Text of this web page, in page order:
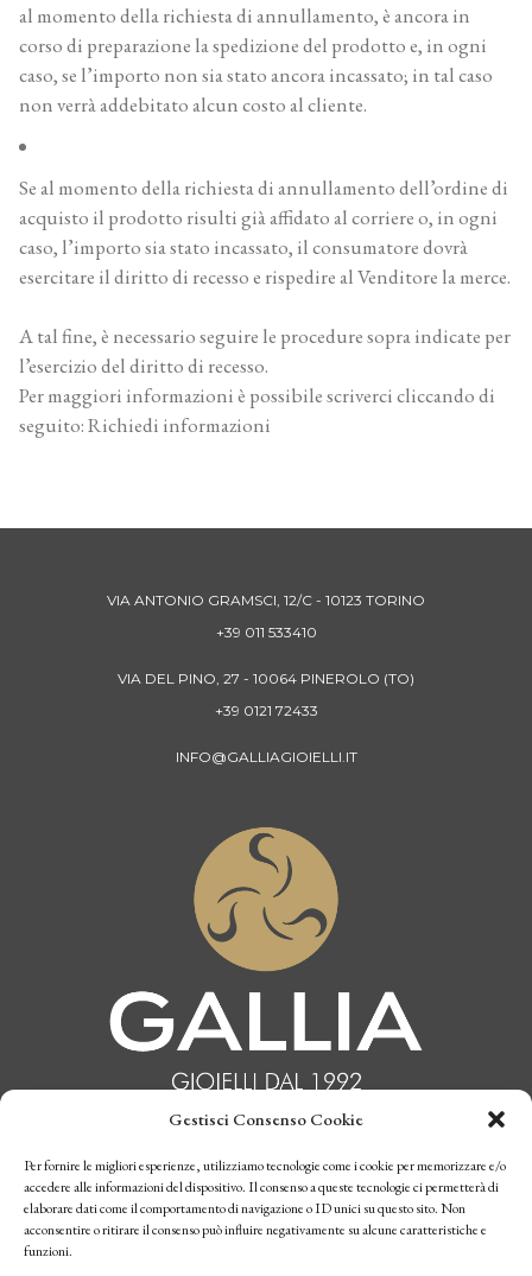
Gestisci Consenso Cookie
Per fornire le migliori esperienze, utilizziamo tecnologie come i cookie per memorizzare e/o
accedere alle informazioni del dispositivo. Il consenso a queste tecnologie ci permetterà di
elaborare dati come il comportamento di navigazione o ID unici su questo sito. Non
acconsentire o ritirare il consenso può influire negativamente su alcune caratteristiche e
funzioni.
al momento della richiesta di annullamento, è ancora in
corso di preparazione la spedizione del prodotto e, in ogni
caso, se l’importo non sia stato ancora incassato; in tal caso
non verrà addebitato alcun costo al cliente.
Se al momento della richiesta di annullamento dell’ordine di
acquisto il prodotto risulti già affidato al corriere o, in ogni
caso, l’importo sia stato incassato, il consumatore dovrà
esercitare il diritto di recesso e rispedire al Venditore la merce.
A tal fine, è necessario seguire le procedure sopra indicate per
l’esercizio del diritto di recesso.
Per maggiori informazioni è possibile scriverci cliccando di
seguito:Richiedi informazioni
VIA ANTONIO GRAMSCI, 12/C - 10123 TORINO
+39 011 533410
VIA DEL PINO, 27 - 10064 PINEROLO (TO)
+39 0121 72433
INFO@GALLIAGIOIELLI.IT
INFORMATIVA PRIVACY
CONDIZIONI DI VENDITA